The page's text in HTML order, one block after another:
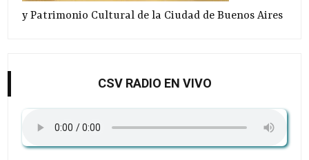
y Patrimonio Cultural de la Ciudad de Buenos Aires
CSV RADIO EN VIVO